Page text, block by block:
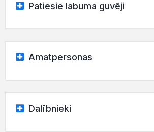
Patiesie labuma guvēji
Amatpersonas
Dalībnieki